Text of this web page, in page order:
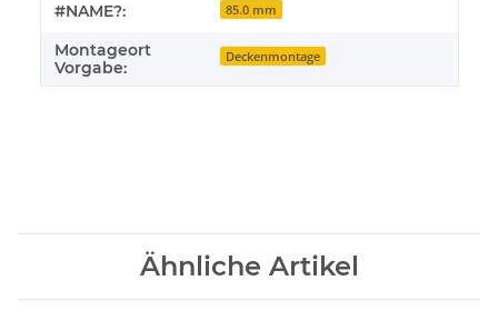
#NAME?: 85.0 mm
Montageort
Vorgabe:
Deckenmontage
Ähnliche Artikel